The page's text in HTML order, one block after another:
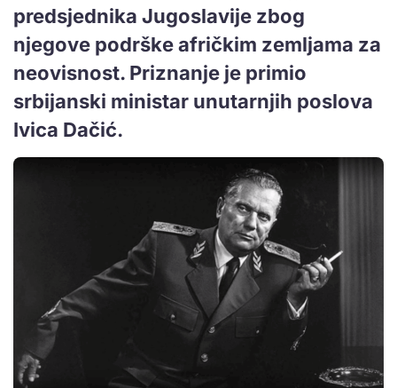
predsjednika Jugoslavije zbog
njegove podrške afričkim zemljama za
neovisnost. Priznanje je primio
srbijanski ministar unutarnjih poslova
Ivica Dačić.